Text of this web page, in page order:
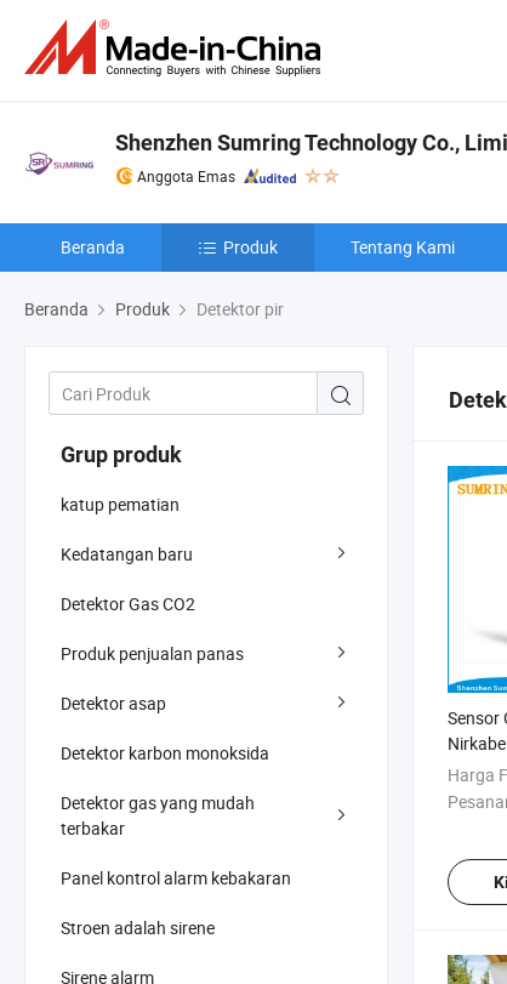
Shenzhen Sumring Technology Co.,
Anggota Emas
Beranda Produk Tentang Kami
Beranda Produk Detektor pir
Grup produk
katup pematian
Kedatangan baru
Detektor Gas CO2
Produk penjualan panas
Detektor asap
Detektor karbon monoksida
Detektor gas yang mudah
terbakar
Panel kontrol alarm kebakaran
Stroen adalah sirene
Sirene alarm
Sensor
Sistem
Harga